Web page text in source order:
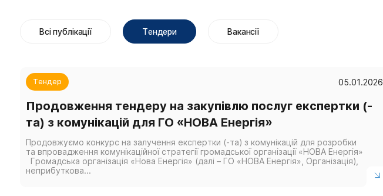
Всі публікації Тендери Вакансії
Тендер 05.01.2026
Продовження тендеру на закупівлю послуг експертки (-
та) з комунікацій для ГО «НОВА Енергія»
Продовжуємо конкурс на залучення експертки (-та) з комунікацій для розробки
та впровадження комунікаційної стратегії громадської організації «НОВА Енергія»
Громадська організація «Нова Енергія» (далі – ГО «НОВА Енергія», Організація),
неприбуткова...